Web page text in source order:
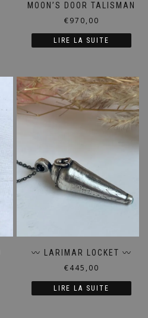
MOON’S DOOR TALISMAN
€970,00
LIRE LA SUITE
〰️ LARIMAR LOCKET 〰️
€445,00
LIRE LA SUITE